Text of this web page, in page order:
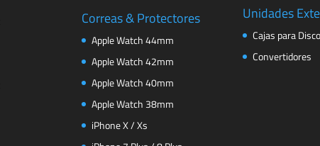
Correas & Protectores
Apple Watch 44mm
Apple Watch 42mm
Apple Watch 40mm
Apple Watch 38mm
iPhone X / Xs
Unidades
Cajas para
Convertidores